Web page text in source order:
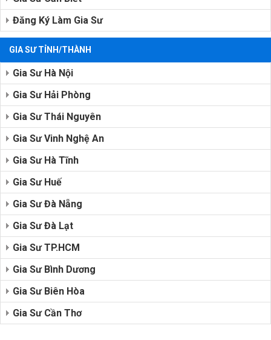
Đăng Ký Làm Gia Sư
GIA SƯ TỈNH/THÀNH
Gia Sư Hà Nội
Gia Sư Hải Phòng
Gia Sư Thái Nguyên
Gia Sư Vinh Nghệ An
Gia Sư Hà Tĩnh
Gia Sư Huế
Gia Sư Đà Nẵng
Gia Sư Đà Lạt
Gia Sư TP.HCM
Gia Sư Bình Dương
Gia Sư Biên Hòa
Gia Sư Cần Thơ